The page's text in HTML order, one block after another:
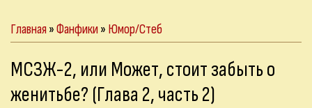
Главная»Фанфики» Юмор/Стеб
МСЗЖ-2, или Может, стоит забыть о
женитьбе? (Глава 2, часть 2)